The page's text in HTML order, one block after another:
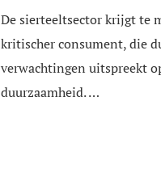
De sierteeltsector krijgt te
kritischer consument, die
verwachtingen uitspreekt
duurzaamheid. …